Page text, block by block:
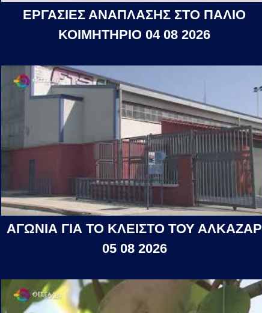
ΕΡΓΑΣΙΕΣ ΑΝΑΠΛΑΣΗΣ ΣΤΟ ΠΑΛΙΟ
ΚΟΙΜΗΤΗΡΙΟ 04 08 2026
ΑΓΩΝΙΑ ΓΙΑ ΤΟ ΚΛΕΙΣΤΟ ΤΟΥ ΑΛΚΑΖΑΡ
05 08 2026